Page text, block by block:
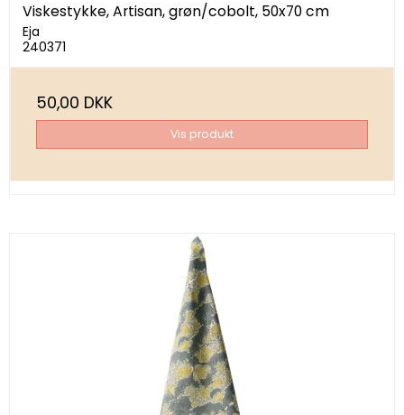
Viskestykke, Artisan, grøn/cobolt, 50x70 cm
Eja
240371
50,00 DKK
Vis produkt